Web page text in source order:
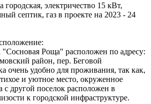
электричество 15 кВт,
септик, газ в проекте на 2023 - 24
Роща" расположен по адресу:
район, пер. Беговой
очень удобно для проживания, так как,
и уютное место, окруженное
другой поселок расположен в
к городской инфраструктуре.